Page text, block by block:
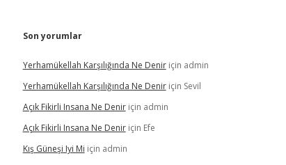
Son yorumlar
Yerhamükellah Karşılığında Ne Deniriçin admin
Yerhamükellah Karşılığında Ne Deniriçin Sevil
Açık Fikirli Insana Ne Deniriçin admin
Açık Fikirli Insana Ne Deniriçin Efe
Kış Güneşi Iyi Mi için admin